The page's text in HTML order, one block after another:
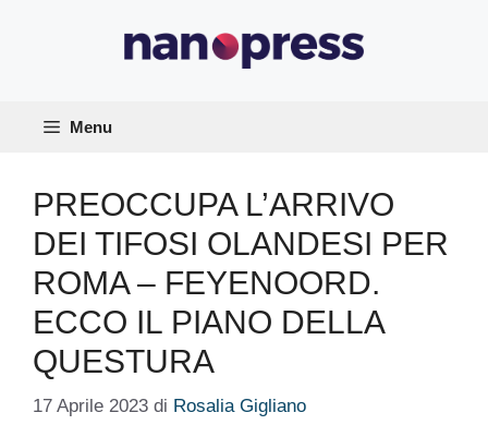
Menu
PREOCCUPA L’ARRIVO
DEI TIFOSI OLANDESI PER
ROMA – FEYENOORD.
ECCO IL PIANO DELLA
QUESTURA
17 Aprile 2023 di Rosalia Gigliano